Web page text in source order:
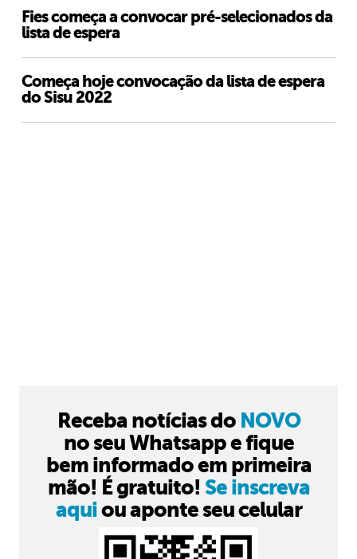
Fies começa a convocar pré-selecionados da
lista de espera
Começa hoje convocação da lista de espera
do Sisu 2022
Receba notícias do NOVO
no seu Whatsapp e fique
bem informado em primeira
mão! É gratuito! Se inscreva
aquiou aponte seu celular